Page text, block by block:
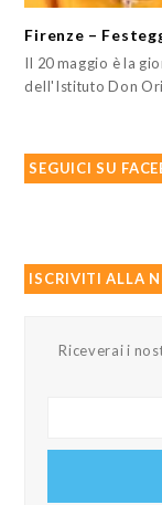
Firenze –
Il 20 maggio è la
dell'Istituto Don
SEGUICI SU
ISCRIVITI ALLA
Riceverai i